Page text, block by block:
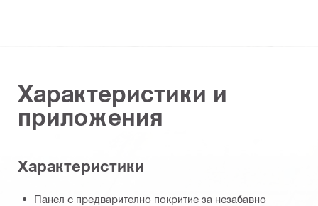
Характеристики и
приложения
Характеристики
Панел с предварително покритие за незабавно